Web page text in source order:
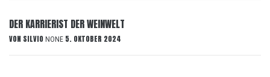
DER KARRIERIST DER WEINWELT
VON SILVIO NONE 5. OKTOBER 2024